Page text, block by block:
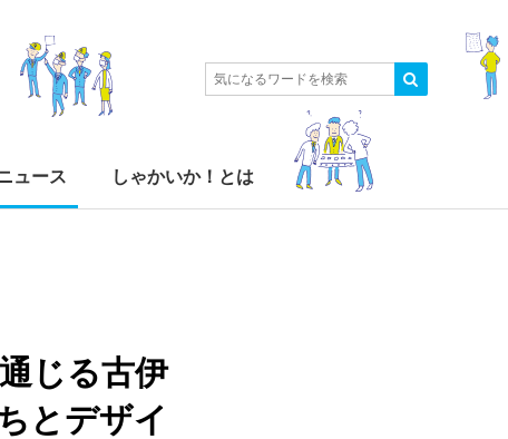
ュース しゃかいか！とは
じる古伊
とデザイ